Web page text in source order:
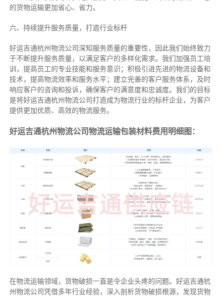
的货物运输更加省心、省力。
六、持续提升服务质量，打造行业标杆
好运吉通杭州物流公司深知服务质量的重要性，因此我们始终致力
于不断提升服务质量，以满足客户的多样化需求。我们加强员工培
训，提高员工的专业技能和服务意识；积极引进先进的物流设备和
技术，提高物流效率和服务水平；建立完善的客户服务体系，及时
响应客户的咨询和投诉，确保客户的满意度和忠诚度。我们的目标
是将好运吉通杭州物流公司打造成为物流行业的标杆企业，为客户
提供更加优质、高效的物流服务。
好运吉通杭州物流公司物流运输包装材料费用明细图：
在物流运输领域，货物破损一直是令企业头疼的问题。好运吉通杭
州物流公司凭借多年行业经验，深入剖析货物破损根源，发现货物